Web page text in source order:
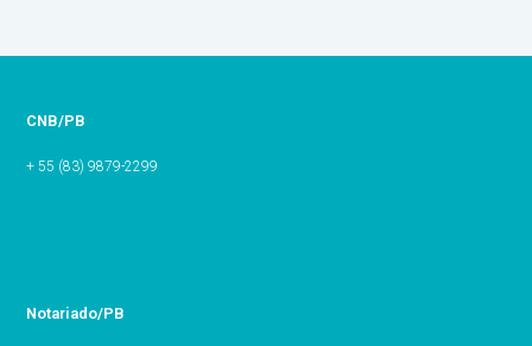
CNB/PB
+ 55 (83) 9879-2299
Notariado/PB